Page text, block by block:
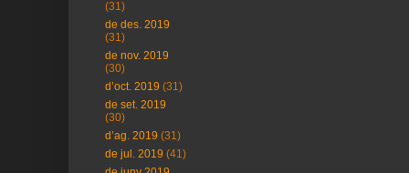
(31)
de des. 2019
(31)
de nov. 2019
(30)
d’oct. 2019 (31)
de set. 2019
(30)
d’ag. 2019 (31)
de jul. 2019 (41)